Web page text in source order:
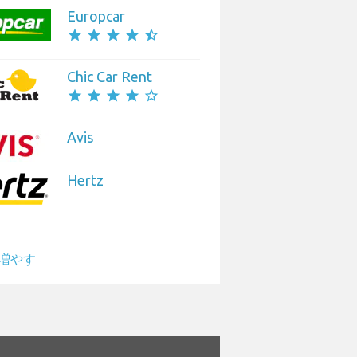
Europcar
star star star star star_half
Chic Car Rent
star star star star star_border
Avis
Hertz
やす